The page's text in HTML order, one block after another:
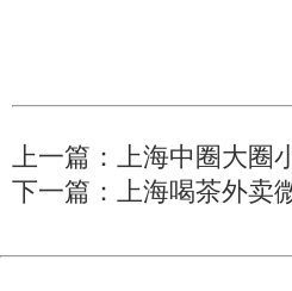
上一篇： 上海中圈大圈
下一篇： 上海喝茶外卖